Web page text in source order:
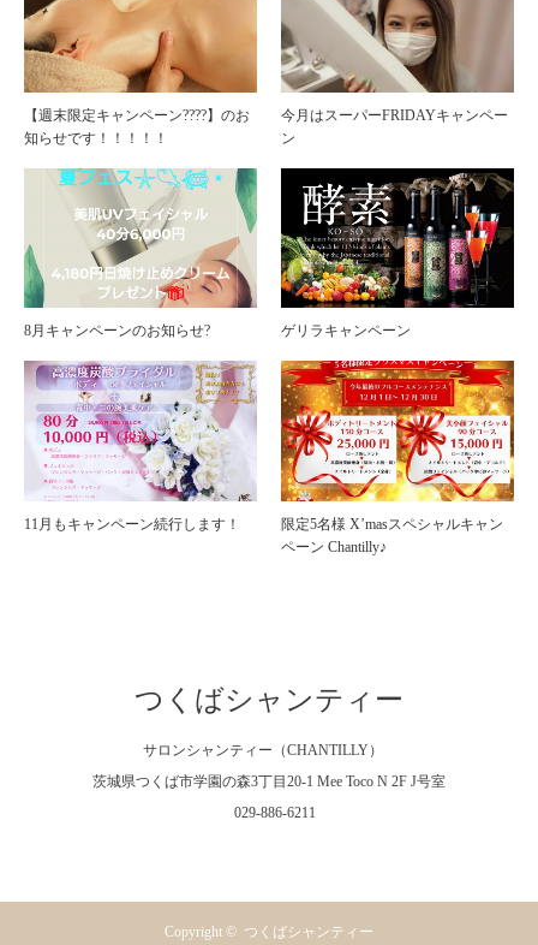
【週末限定キャンペーン????】のお
知らせです！！！！！
今月はスーパーFRIDAYキャンペー
ン
8月キャンペーンのお知らせ? ゲリラキャンペーン
11月もキャンペーン続行します！
限定5名様 X’masスペシャルキャン
ペーン Chantilly♪
つくばシャンティー
サロンシャンティー（CHANTILLY）
茨城県つくば市学園の森3丁目20-1 Mee Toco N 2F J号室
029-886-6211
Copyright © つくばシャンティー